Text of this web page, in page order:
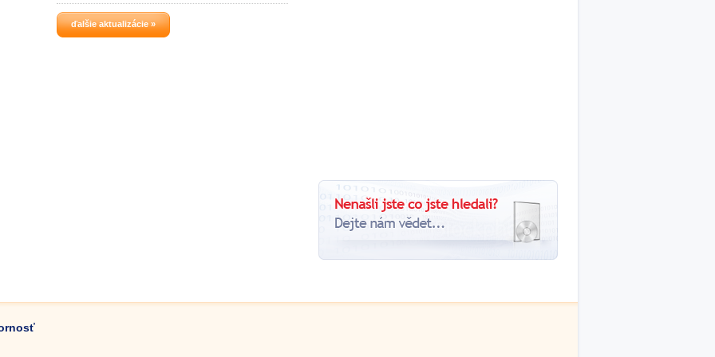
CDDB/FreeDB, integrované ovládanie
hlasitosti, a ďalšie.
vybraného priečinka so zvukovými
súbormi.
ďalšie aktualizácie »